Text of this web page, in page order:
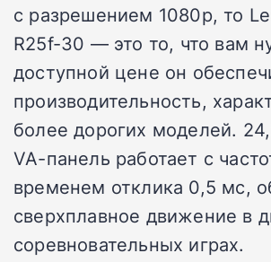
с разрешением 1080p, то
R25f-30 — это то, что вам
доступной цене он
производительность,
более дорогих моделей.
VA-панель работает с
временем отклика 0,5 мс,
сверхплавное движение в
соревновательных играх.